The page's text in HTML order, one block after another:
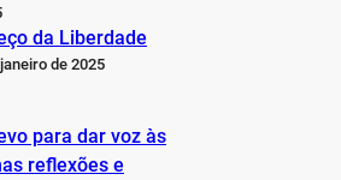
da Liberdade
de 2025
para dar voz às
reflexões e